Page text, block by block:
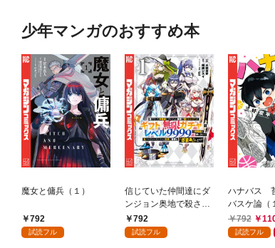
少年マンガのおすすめ本
魔女と傭兵（１）
792
試読フル
信じていた仲間達にダ
ンジョン奥地で殺され
かけたがギフト『無限
ガチャ』でレベル９９
792
試読フル
ハナバス
バスケ論（
792
試読フル